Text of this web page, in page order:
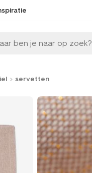
ben je naar op zoek?
servetten